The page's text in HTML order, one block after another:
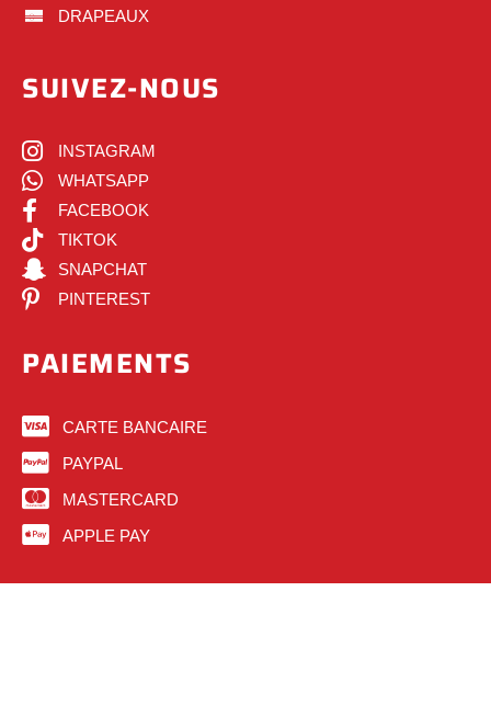
DRAPEAUX
SUIVEZ-NOUS
INSTAGRAM
WHATSAPP
FACEBOOK
TIKTOK
SNAPCHAT
PINTEREST
PAIEMENTS
CARTE BANCAIRE
PAYPAL
MASTERCARD
APPLE PAY